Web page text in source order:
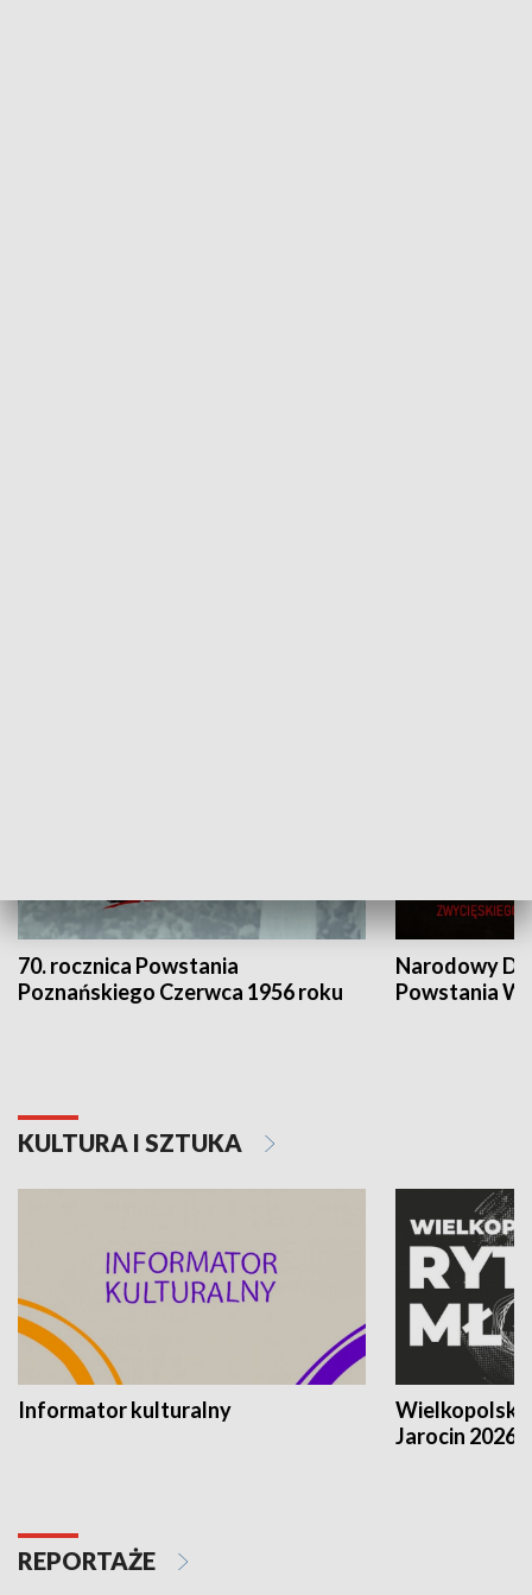
70. rocznica Powstania
Poznańskiego Czerwca 1956 roku
Narodowy
Powstania
KULTURA I SZTUKA
Informator kulturalny
Jarocin 2026
REPORTAŻE